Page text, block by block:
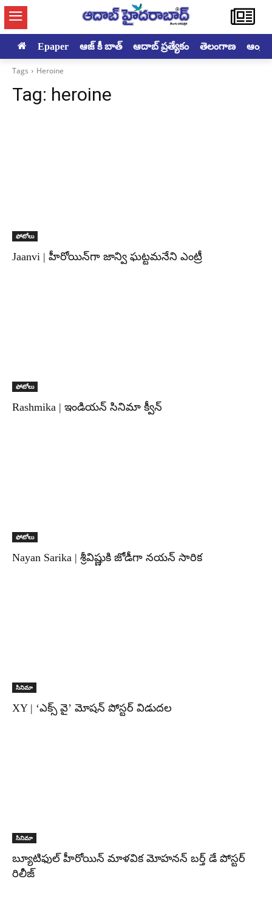
Epaper ఆజ్ కీ బాత్ ఆదాబ్ ప్రత్యేకం తెలంగాణ
Tags Heroine
Tag: heroine
ఫోటోలు
Jaanvi | హీరోయిన్‌గా జాన్వి ఘట్టమనేని ఎంట్రీ
ఫోటోలు
Rashmika | ఇండియన్ సినిమా క్వీన్
ఫోటోలు
Nayan Sarika | శ్రీవిష్ణుకి జోడీగా నయన్ సారిక
సినిమా
XY | ‘ఎక్స్ వై’ మోషన్ పోస్టర్ విడుదల
సినిమా
బ్యూటిఫుల్ హీరోయిన్ మాళవిక మోహనన్ బర్త్ డే పోస్టర్
రిలీజ్